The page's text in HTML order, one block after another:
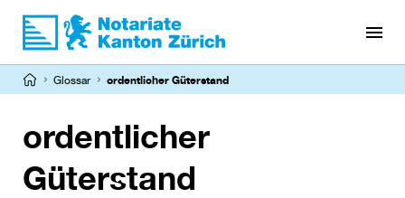
Direkt
zum
Pfadnavigation
Glossar ordentlicher Güterstand
ordentlicher
Güterstand